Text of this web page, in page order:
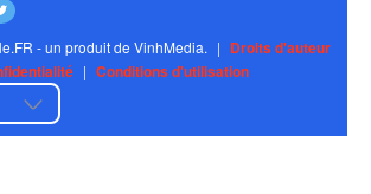
- un produit de VinhMedia. | Droits d'auteur
| Conditions d'utilisation